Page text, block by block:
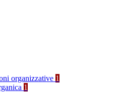
organizzative 1
1